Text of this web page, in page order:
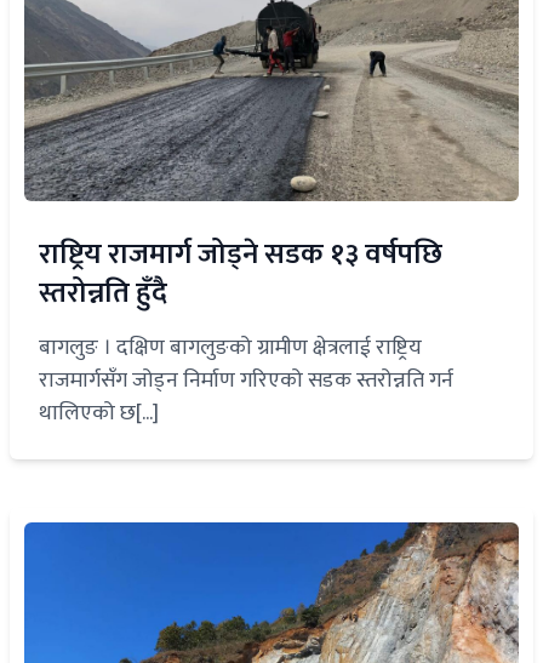
राष्ट्रिय राजमार्ग जोड्ने सडक १३ वर्षपछि
स्तरोन्नति हुँदै
बागलुङ । दक्षिण बागलुङको ग्रामीण क्षेत्रलाई राष्ट्रिय
राजमार्गसँग जोड्न निर्माण गरिएको सडक स्तरोन्नति गर्न
थालिएको छ[...]